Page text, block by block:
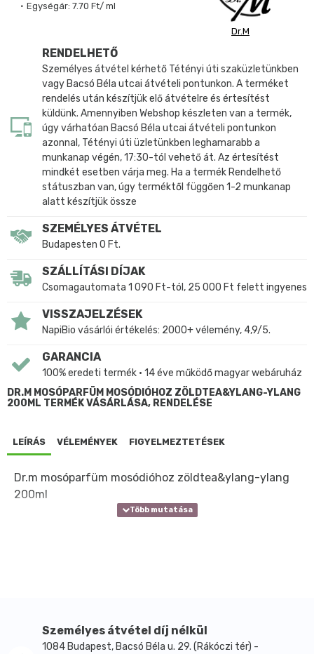
Egységár: 7.70 Ft/ ml
Dr.M
RENDELHETŐ
Személyes átvétel kérhető Tétényi úti szaküzletünkben
vagy Bacsó Béla utcai átvételi pontunkon. A terméket
rendelés után készítjük elő átvételre és értesítést
küldünk. Amennyiben Webshop készleten van a termék,
úgy várhatóan Bacsó Béla utcai átvételi pontunkon
azonnal, Tétényi úti üzletünkben leghamarabb a
munkanap végén, 17:30-tól vehető át. Az értesítést
mindkét esetben várja meg. Ha a termék Rendelhető
státuszban van, úgy terméktől függően 1-2 munkanap
alatt készítjük össze
SZEMÉLYES ÁTVÉTEL
Budapesten 0 Ft.
SZÁLLÍTÁSI DÍJAK
Csomagautomata 1 090 Ft-tól, 25 000 Ft felett ingyenes
VISSZAJELZÉSEK
NapiBio vásárlói értékelés: 2000+ vélemény, 4,9/5.
GARANCIA
100% eredeti termék • 14 éve működő magyar webáruház
DR.M MOSÓPARFÜM MOSÓDIÓHOZ ZÖLDTEA&YLANG-YLANG
200ML TERMÉK VÁSÁRLÁSA, RENDELÉSE
LEÍRÁS VÉLEMÉNYEK FIGYELMEZTETÉSEK
Dr.m mosóparfüm mosódióhoz zöldtea&ylang-ylang
200ml
Személyes átvétel díj nélkül
1084 Budapest, Bacsó Béla u. 29. (Rákóczi tér) -